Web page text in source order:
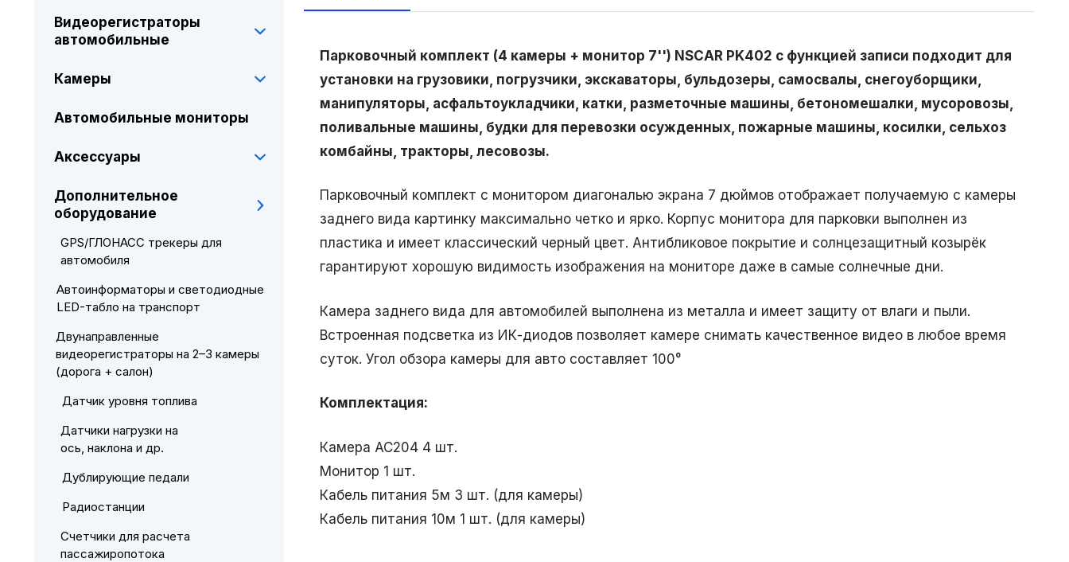
Парковочный комплект (4 камеры + монитор 7'') NSCAR PK402 с функцией записи подходит для
установки на грузовики, погрузчики, экскаваторы, бульдозеры, самосвалы, снегоуборщики,
манипуляторы, асфальтоукладчики, катки, разметочные машины, бетономешалки, мусоровозы,
поливальные машины, будки для перевозки осужденных, пожарные машины, косилки, сельхоз
комбайны, тракторы, лесовозы.
Парковочный комплект с монитором диагональю экрана 7 дюймов отображает получаемую с камеры
заднего вида картинку максимально четко и ярко. Корпус монитора для парковки выполнен из
пластика и имеет классический черный цвет. Антибликовое покрытие и солнцезащитный козырёк
гарантируют хорошую видимость изображения на мониторе даже в самые солнечные дни.
Камера заднего вида для автомобилей выполнена из металла и имеет защиту от влаги и пыли.
Встроенная подсветка из ИК-диодов позволяет камере снимать качественное видео в любое время
суток. Угол обзора камеры для авто составляет 100°
Комплектация:
Камера AC204 4 шт.
Монитор 1 шт.
Кабель питания 5м 3 шт. (для камеры)
Кабель питания 10м 1 шт. (для камеры)
Видеорегистраторы
автомобильные
Камеры
Автомобильные мониторы
Аксессуары
Дополнительное
оборудование
GPS/ГЛОНАСС трекеры для
автомобиля
Автоинформаторы и светодиодные
LED-табло на транспорт
Двунаправленные
видеорегистраторы на 2–3 камеры
(дорога + салон)
Датчик уровня топлива
Датчики нагрузки на
ось, наклона и др.
Дублирующие педали
Радиостанции
Счетчики для расчета
пассажиропотока